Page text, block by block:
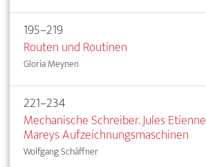
195–219
Routen und Routinen
Gloria Meynen
221–234
Mechanische Schreiber. Jules Etienne
Mareys Aufzeichnungsmaschinen
Wolfgang Schäffner